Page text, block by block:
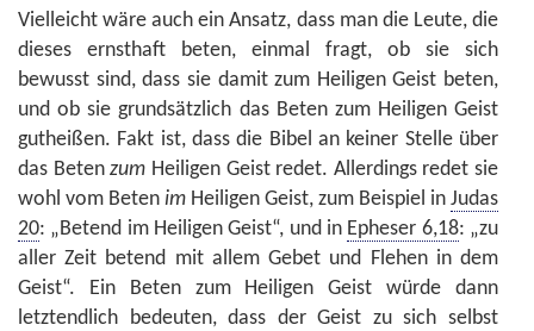
Vielleicht wäre auch ein Ansatz, dass man die Leute, die
dieses ernsthaft beten, einmal fragt, ob sie sich
bewusst sind, dass sie damit zum Heiligen Geist beten,
und ob sie grundsätzlich das Beten zum Heiligen Geist
gutheißen. Fakt ist, dass die Bibel an keiner Stelle über
das Betenzum Heiligen Geist redet. Allerdings redet sie
wohl vom Beten im Heiligen Geist, zum Beispiel in Judas
20: „Betend im Heiligen Geist“, und in Epheser 6,18: „zu
aller Zeit betend mit allem Gebet und Flehen in dem
Geist“. Ein Beten zum Heiligen Geist würde dann
letztendlich bedeuten, dass der Geist zu sich selbst